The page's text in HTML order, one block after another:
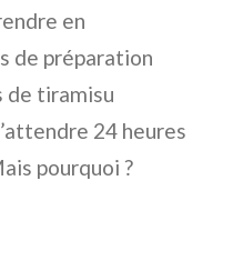
en
de préparation
de tiramisu
24 heures
pourquoi ?